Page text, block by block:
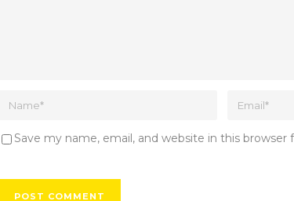
Save my name, email, and website in this